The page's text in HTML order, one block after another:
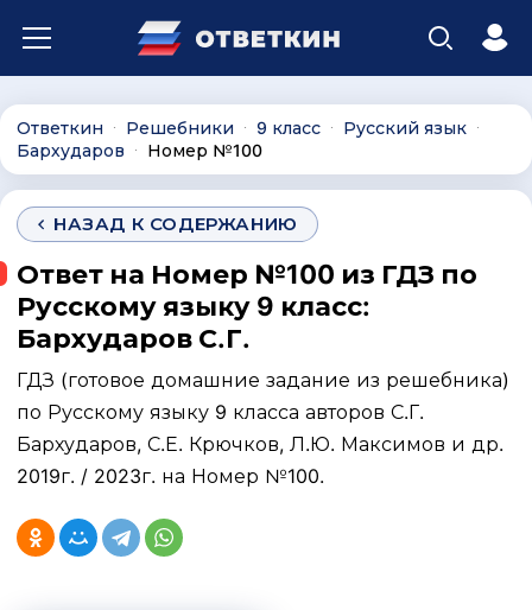
Ответкин ∙ Решебники ∙ 9 класс ∙ Русский язык ∙
Бархударов ∙ Номер №100
НАЗАД К СОДЕРЖАНИЮ
Ответ на Номер №100 из ГДЗ по
Русскому языку 9 класс:
Бархударов С.Г.
ГДЗ (готовое домашние задание из решебника)
по Русскому языку 9 класса авторов С.Г.
Бархударов, С.Е. Крючков, Л.Ю. Максимов и др.
2019г. / 2023г. на Номер №100.